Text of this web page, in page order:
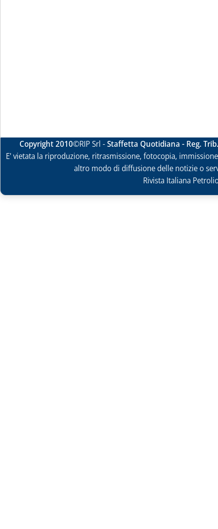
Copyright 2010©RIP Srl -Staffetta Quotidiana - Reg.
E' vietata la riproduzione, ritrasmissione, fotocopia,
altro modo di diffusione delle notizie o
Rivista Italiana